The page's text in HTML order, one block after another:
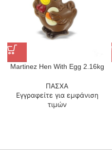
Martinez Hen With Egg 2.16kg
ΠΑΣΧΑ
Εγγραφείτε για εμφάνιση
τιμών